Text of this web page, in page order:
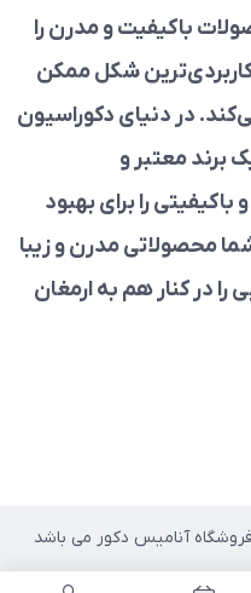
باکیفیت و مدرن را
کاربردی‌ترین شکل ممکن
در دنیای دکوراسیون
برند معتبر و
را برای بهبود
محصولاتی مدرن و زیبا
را در کنار هم به ارمغان
آنامیس دکور می باشد